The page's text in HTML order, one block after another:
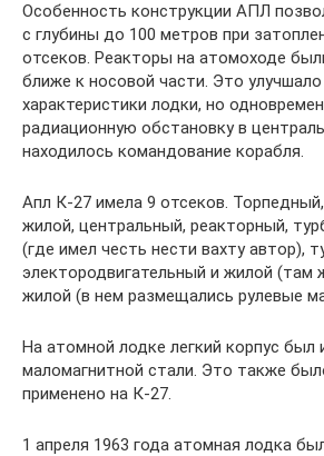
Особенность конструкции АПЛ
с глубины до 100 метров при
отсеков. Реакторы на атомоходе
ближе к носовой части. Это
характеристики лодки, но
радиационную обстановку в
находилось командование корабля.
Апл К-27 имела 9 отсеков.
жилой, центральный, реакторный,
(где имел честь нести вахту автор),
электородвигательный и жилой (там
жилой (в нем размещались рулевые
На атомной лодке легкий корпус был
маломагнитной стали. Это также
применено на К-27.
1 апреля 1963 года атомная лодка